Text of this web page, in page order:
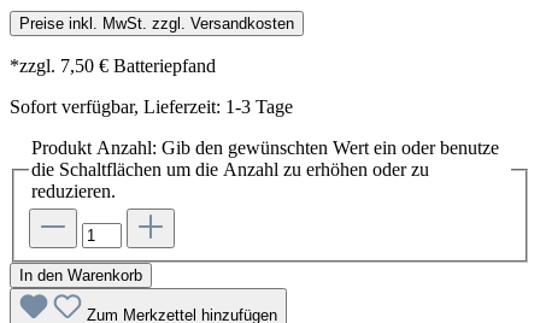
Preise inkl. MwSt. zzgl. Versandkosten
*zzgl. 7,50 € Batteriepfand
Sofort verfügbar, Lieferzeit: 1-3 Tage
Produkt Anzahl: Gib den gewünschten Wert ein oder benutze
die Schaltflächen um die Anzahl zu erhöhen oder zu
reduzieren.
In den Warenkorb
Zum Merkzettel hinzufügen